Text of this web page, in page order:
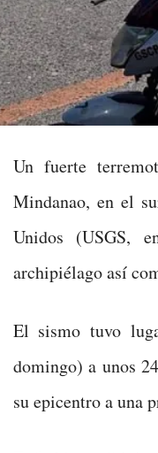
Un fuerte
Mindanao, en el
Unidos (USGS,
archipiélago así
El sismo tuvo
domingo) a unos
su epicentro a una